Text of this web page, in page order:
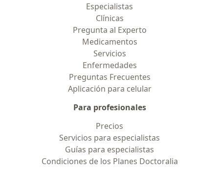
Especialistas
Clínicas
Pregunta al Experto
Medicamentos
Servicios
Enfermedades
Preguntas Frecuentes
Aplicación para celular
Para profesionales
Precios
Servicios para especialistas
Guías para especialistas
Condiciones de los Planes Doctoralia